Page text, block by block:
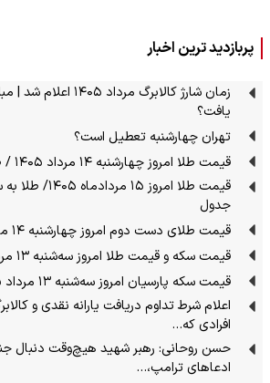
پربازدید ترین اخبار
زمان شارژ کالابرگ
یافت؟
تهران چهارشنبه تعطیل است؟
قیمت طلا امروز چهارشنبه ۱۴ مرداد ۱۴۰۵ / طلای ۱۸ عیار امروز چند؟
قیمت طلا امروز
جدول
قیمت طلای دست دوم امروز چهارشنبه ۱۴ مرداد ۱۴۰۵
قیمت سکه و قیمت طلا امروز سه‌شنبه ۱۳ مرداد ۱۴۰۵ + جدول
قیمت سکه پارسیان امروز سه‌شنبه ۱۳ مرداد ۱۴۰۵ + جدول
اعلام شرط تداوم دریافت یارانه نقدی و
افرادی که…
حسن روحانی: رهبر شهید هیچ‌وقت دنبال
ادعاهای ترامپ،…